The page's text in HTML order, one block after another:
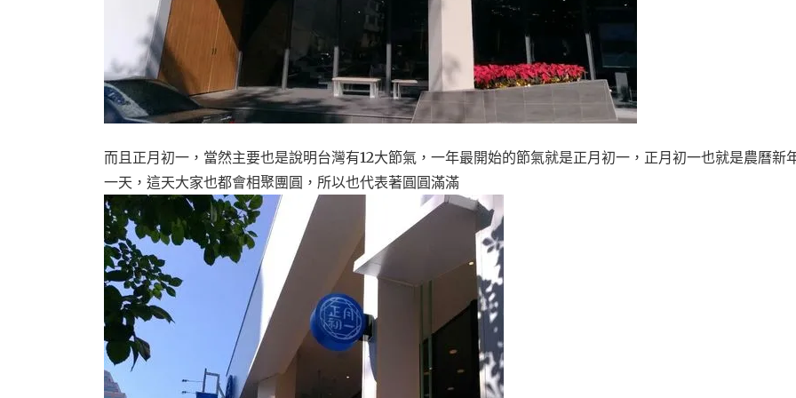
而且正月初一，當然主要也是說明台灣有12大節氣，一年最開始的節氣就是正月初一，正月初一也就是農曆新
一天，這天大家也都會相聚團圓，所以也代表著圓圓滿滿